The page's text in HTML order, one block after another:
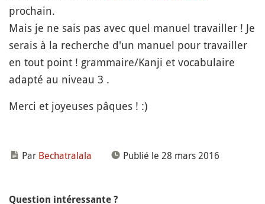
prochain.
Mais je ne sais pas avec quel manuel travailler ! Je
serais à la recherche d'un manuel pour travailler
en tout point ! grammaire/Kanji et vocabulaire
adapté au niveau 3 .
Merci et joyeuses pâques ! :)
Par Bechatralala Publié le 28 mars 2016
Question intéressante ?